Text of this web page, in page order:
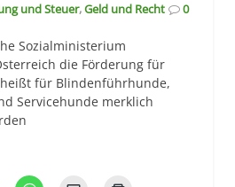
und Steuer,Geld und Recht 0
Sozialministerium
die Förderung für
für Blindenführhunde,
Servicehunde merklich